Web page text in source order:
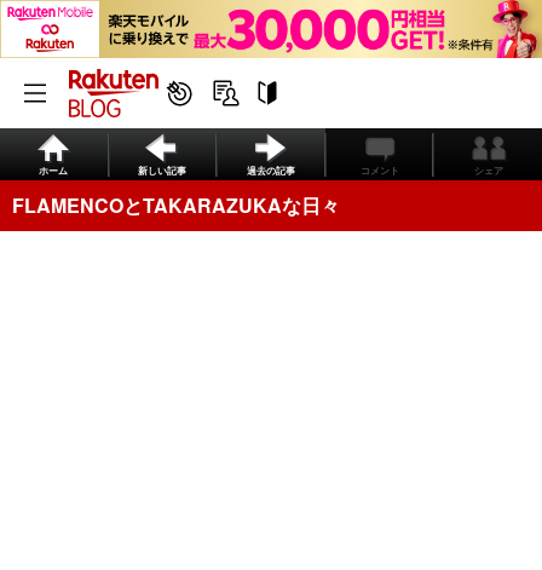
ホーム 新しい記事 過去の記事 コメント シェア
FLAMENCOとTAKARAZUKAな日々